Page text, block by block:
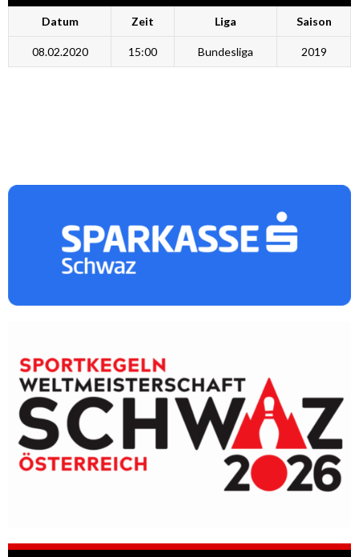
Datum Zeit Liga Saison
08.02.2020 15:00 Bundesliga 2019